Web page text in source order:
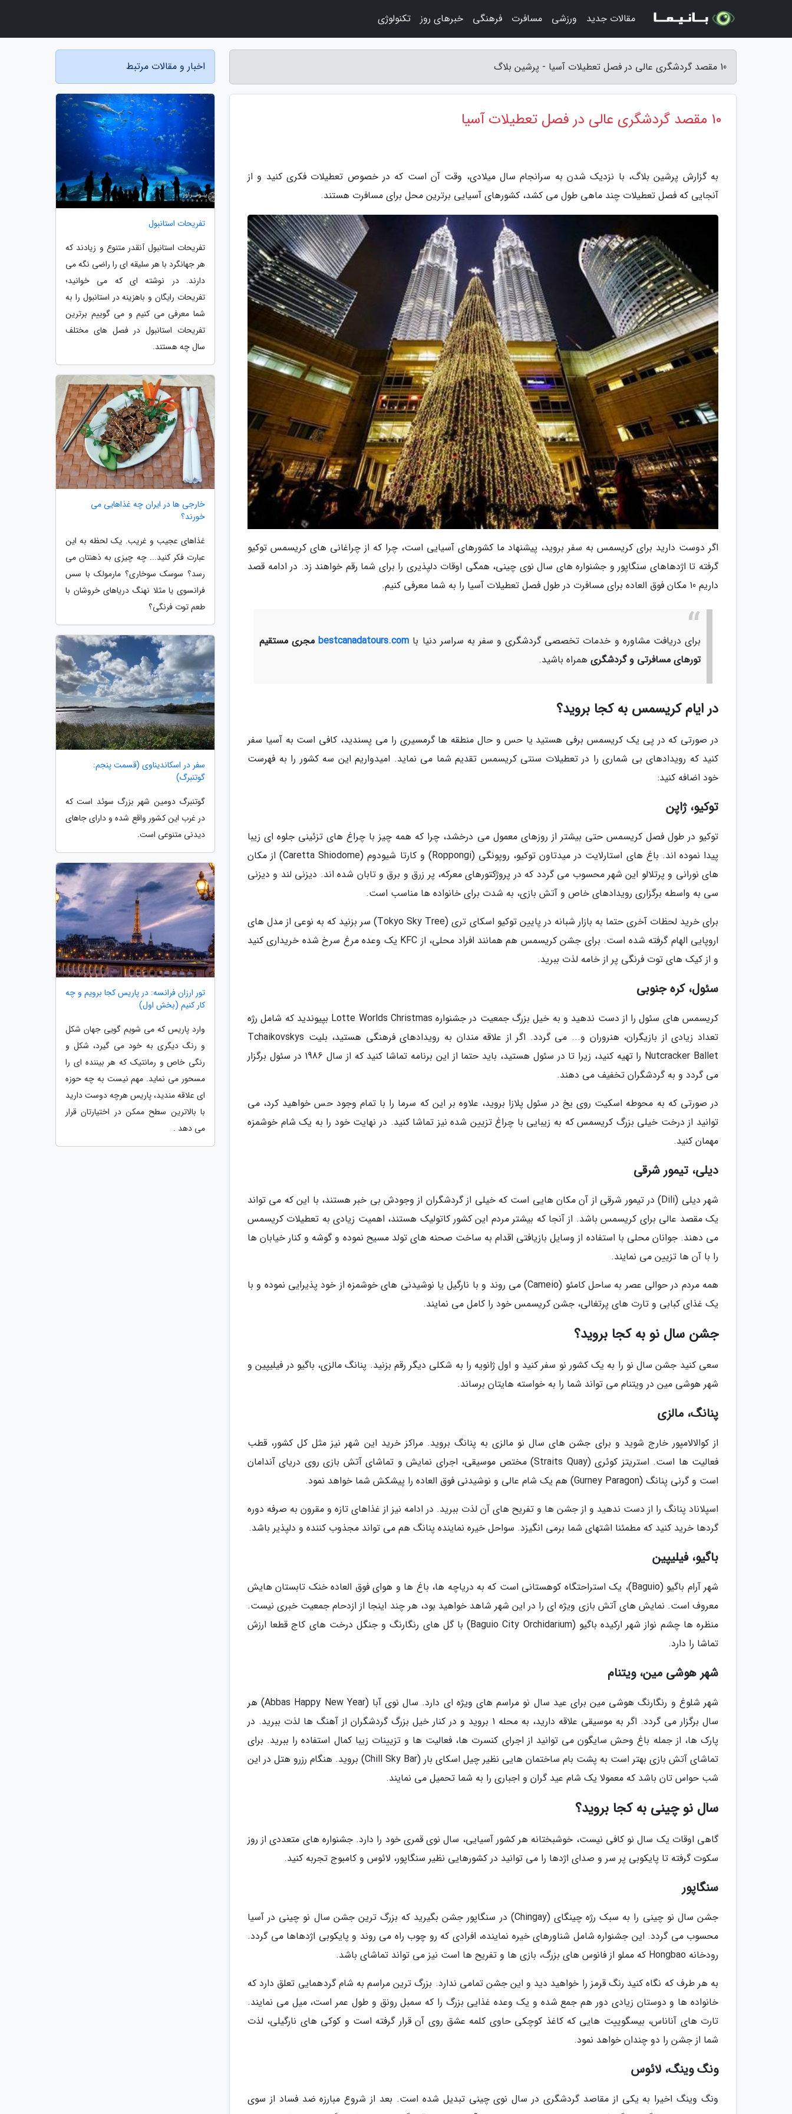
10 مقصد گردشگری عالی در فصل تعطیلات آسیا - پرشین بلاگ
10 مقصد گردشگری عالی در فصل تعطیلات آسیا
به گزارش پرشین بلاگ، با نزدیک شدن به سرانجام سال میلادی، وقت آن است که در خصوص تعطیلات فکری کنید و از
آنجایی که فصل تعطیلات چند ماهی طول می کشد، کشورهای آسیایی برترین محل برای مسافرت هستند.
اگر دوست دارید برای کریسمس به سفر بروید، پیشنهاد ما کشورهای آسیایی است، چرا که از چراغانی های کریسمس توکیو
گرفته تا اژدهاهای سنگاپور و جشنواره های سال نوی چینی، همگی اوقات دلپذیری را برای شما رقم خواهند زد. در ادامه قصد
داریم 10 مکان فوق العاده برای مسافرت در طول فصل تعطیلات آسیا را به شما معرفی کنیم.
برای دریافت مشاوره و خدمات تخصصی گردشگری و سفر به سراسر دنیا با bestcanadatours.com مجری مستقیم
تورهای مسافرتی و گردشگری همراه باشید.
در ایام کریسمس به کجا بروید؟
در صورتی که در پی یک کریسمس برفی هستید یا حس و حال منطقه ها گرمسیری را می پسندید، کافی است به آسیا سفر
کنید که رویدادهای بی شماری را در تعطیلات سنتی کریسمس تقدیم شما می نماید. امیدواریم این سه کشور را به فهرست
خود اضافه کنید:
توکیو، ژاپن
توکیو در طول فصل کریسمس حتی بیشتر از روزهای معمول می درخشد، چرا که همه چیز با چراغ های تزئینی جلوه ای زیبا
پیدا نموده اند. باغ های استارلایت در میدتاون توکیو، روپونگی (Roppongi) و کارتا شیودوم (Caretta Shiodome) از مکان
های نورانی و پرتلالو این شهر محسوب می گردد که در پروژکتورهای معرکه، پر زرق و برق و تابان شده اند. دیزنی لند و دیزنی
سی به واسطه برگزاری رویدادهای خاص و آتش بازی، به شدت برای خانواده ها مناسب است.
برای خرید لحظات آخری حتما به بازار شبانه در پایین توکیو اسکای تری (Tokyo Sky Tree) سر بزنید که به نوعی از مدل های
اروپایی الهام گرفته شده است. برای جشن کریسمس هم همانند افراد محلی، از KFC یک وعده مرغ سرخ شده خریداری کنید
و از کیک های توت فرنگی پر از خامه لذت ببرید.
سئول، کره جنوبی
کریسمس های سئول را از دست ندهید و به خیل بزرگ جمعیت در جشنواره Lotte Worlds Christmas بپیوندید که شامل رژه
تعداد زیادی از بازیگران، هنروران و... می گردد. اگر از علاقه مندان به رویدادهای فرهنگی هستید، بلیت Tchaikovskys
Nutcracker Ballet را تهیه کنید، زیرا تا در سئول هستید، باید حتما از این برنامه تماشا کنید که از سال 1986 در سئول برگزار
می گردد و به گردشگران تخفیف می دهند.
در صورتی که به محوطه اسکیت روی یخ در سئول پلازا بروید، علاوه بر این که سرما را با تمام وجود حس خواهید کرد، می
توانید از درخت خیلی بزرگ کریسمس که به زیبایی با چراغ تزیین شده نیز تماشا کنید. در نهایت خود را به یک شام خوشمزه
مهمان کنید.
دیلی، تیمور شرقی
شهر دیلی (Dili) در تیمور شرقی از آن مکان هایی است که خیلی از گردشگران از وجودش بی خبر هستند، با این که می تواند
یک مقصد عالی برای کریسمس باشد. از آنجا که بیشتر مردم این کشور کاتولیک هستند، اهمیت زیادی به تعطیلات کریسمس
می دهند. جوانان محلی با استفاده از وسایل بازیافتی اقدام به ساخت صحنه های تولد مسیح نموده و گوشه و کنار خیابان ها
را با آن ها تزیین می نمایند.
همه مردم در حوالی عصر به ساحل کامئو (Cameio) می روند و با نارگیل یا نوشیدنی های خوشمزه از خود پذیرایی نموده و با
یک غذای کبابی و تارت های پرتغالی، جشن کریسمس خود را کامل می نمایند.
جشن سال نو به کجا بروید؟
سعی کنید جشن سال نو را به یک کشور نو سفر کنید و اول ژانویه را به شکلی دیگر رقم بزنید. پنانگ مالزی، باگیو در فیلیپین و
شهر هوشی مین در ویتنام می تواند شما را به خواسته هایتان برساند.
پنانگ، مالزی
از کوالالامپور خارج شوید و برای جشن های سال نو مالزی به پنانگ بروید. مراکز خرید این شهر نیز مثل کل کشور، قطب
فعالیت ها است. استریتز کوئری (Straits Quay) مختص موسیقی، اجرای نمایش و تماشای آتش بازی روی دریای آندامان
است و گرنی پنانگ (Gurney Paragon) هم یک شام عالی و نوشیدنی فوق العاده را پیشکش شما خواهد نمود.
اسپلاناد پنانگ را از دست ندهید و از جشن ها و تفریح های آن لذت ببرید. در ادامه نیز از غذاهای تازه و مقرون به صرفه دوره
گردها خرید کنید که مطمئنا اشتهای شما برمی انگیزد. سواحل خیره نماینده پنانگ هم می تواند مجذوب کننده و دلپذیر باشد.
باگیو، فیلیپین
شهر آرام باگیو (Baguio)، یک استراحتگاه کوهستانی است که به دریاچه ها، باغ ها و هوای فوق العاده خنک تابستان هایش
معروف است. نمایش های آتش بازی ویژه ای را در این شهر شاهد خواهید بود، هر چند اینجا از ازدحام جمعیت خبری نیست.
منظره ها چشم نواز شهر ارکیده باگیو (Baguio City Orchidarium) با گل های رنگارنگ و جنگل درخت های کاج قطعا ارزش
تماشا را دارد.
شهر هوشی مین، ویتنام
شهر شلوغ و رنگارنگ هوشی مین برای عید سال نو مراسم های ویژه ای دارد. سال نوی آبا (Abbas Happy New Year) هر
سال برگزار می گردد. اگر به موسیقی علاقه دارید، به محله 1 بروید و در کنار خیل بزرگ گردشگران از آهنگ ها لذت ببرید. در
پارک ها، از جمله باغ وحش سایگون می توانید از اجرای کنسرت ها، فعالیت ها و تزیینات زیبا کمال استفاده را ببرید. برای
تماشای آتش بازی بهتر است به پشت بام ساختمان هایی نظیر چیل اسکای بار (Chill Sky Bar) بروید. هنگام رزرو هتل در این
شب حواس تان باشد که معمولا یک شام عید گران و اجباری را به شما تحمیل می نمایند.
سال نو چینی به کجا بروید؟
گاهی اوقات یک سال نو کافی نیست، خوشبختانه هر کشور آسیایی، سال نوی قمری خود را دارد. جشنواره های متعددی از روز
سکوت گرفته تا پایکوبی پر سر و صدای اژدها را می توانید در کشورهایی نظیر سنگاپور، لائوس و کامبوج تجربه کنید.
سنگاپور
جشن سال نو چینی را به سبک رژه چینگای (Chingay) در سنگاپور جشن بگیرید که بزرگ ترین جشن سال نو چینی در آسیا
محسوب می گردد. این جشنواره شامل شناورهای خیره نماینده، افرادی که رو چوب راه می روند و پایکوبی اژدهاها می گردد.
رودخانه Hongbao که مملو از فانوس های بزرگ، بازی ها و تفریح ها است نیز می تواند تماشای باشد.
به هر طرف که نگاه کنید رنگ قرمز را خواهید دید و این جشن تمامی ندارد. بزرگ ترین مراسم به شام گردهمایی تعلق دارد که
خانواده ها و دوستان زیادی دور هم جمع شده و یک وعده غذایی بزرگ را که سمبل رونق و طول عمر است، میل می نمایند.
تارت های آناناس، بیسگوییت هایی که کاغذ کوچکی حاوی کلمه عشق روی آن قرار گرفته است و کوکی های نارگیلی، لذت
شما از جشن را دو چندان خواهد نمود.
ونگ وینگ، لائوس
ونگ وینگ اخیرا به یکی از مقاصد گردشگری در سال نوی چینی تبدیل شده است. بعد از شروع مبارزه ضد فساد از سوی
اخبار و مقالات مرتبط
تفریحات استانبول
تفریحات استانبول آنقدر متنوع و زیادند که
هر جهانگرد با هر سلیقه ای را راضی نگه می
دارند. در نوشته ای که می خوانید؛
تفریحات رایگان و باهزینه در استانبول را به
شما معرفی می کنیم و می گوییم برترین
تفریحات استانبول در فصل های مختلف
سال چه هستند.
خارجی ها در ایران چه غذاهایی می
خورند؟
غذاهای عجیب و غریب. یک لحظه به این
عبارت فکر کنید... چه چیزی به ذهنتان می
رسد؟ سوسک سوخاری؟ مارمولک با سس
فرانسوی یا مثلا نهنگ دریاهای خروشان با
طعم توت فرنگی؟
سفر در اسکاندیناوی (قسمت پنجم:
گوتنبرگ)
گوتنبرگ دومین شهر بزرگ سوئد است که
در غرب این کشور واقع شده و دارای جاهای
دیدنی متنوعی است.
تور ارزان فرانسه: در پاریس کجا برویم و چه
کار کنیم (بخش اول)
وارد پاریس که می شویم گویی جهان شکل
و رنگ دیگری به خود می گیرد، شکل و
رنگی خاص و رمانتیک که هر بیننده ای را
مسحور می نماید. مهم نیست به چه حوزه
ای علاقه مندید، پاریس هرچه دوست دارید
با بالاترین سطح ممکن در اختیارتان قرار
می دهد .
مقالات جدید ورزشی مسافرت فرهنگی خبرهای روز تکنولوژی